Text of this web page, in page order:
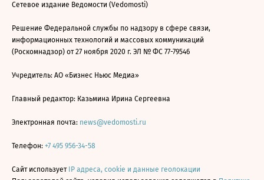
Сетевое издание Ведомости (Vedomosti)
Решение Федеральной службы по надзору в сфере связи,
информационных технологий и массовых коммуникаций
(Роскомнадзор) от 27 ноября 2020 г. ЭЛ № ФС 77-79546
Учредитель: АО «Бизнес Ньюс Медиа»
Главный редактор: Казьмина Ирина Сергеевна
Электронная почта: news@vedomosti.ru
Телефон: +7 495 956-34-58
Сайт использует IP адреса, cookie и данные геолокации